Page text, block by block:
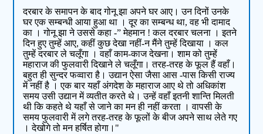
दरबार के समापन के बाद गोनू झा अपने घर आए। उन दिनों उनके
घर एक सम्बन्धी आया हुआ था । दूर का सम्बन्ध था, वह भी दामाद
का । गोनू झा ने उससे कहा -” मेहमान ! कल दरबार चलना । इतने
दिन हुए तुम्हें आए, कहीं कुछ देखा नहीं-न मैंने तुम्हें दिखाया । कल
तुम्हें दरबार ले चलूँगा । वहाँ काम-काज देखना। शाम को तुम्हें
महाराज की फुलवारी दिखाने ले चलूँगा। तरह-तरह के फूल हैं वहाँ।
बहुत ही सुन्दर फव्वारा है। उद्यान ऐसा जैसा आस -पास किसी राज्य
में नहीं है । एक बार यहाँ अंगदेश के महाराज आए थे तो अधिकांश
समय उसी उद्यान में व्यतीत करते थे। उन्हें वहाँ इतनी शान्ति मिलती
थी कि कहते थे यहाँ से जाने का मन ही नहीं करता । वापसी के
समय फुलवारी में लगे तरह-तरह के फूलों के बीज अपने साथ लेते गए
। देखोगे तो मन हर्षित होगा।"